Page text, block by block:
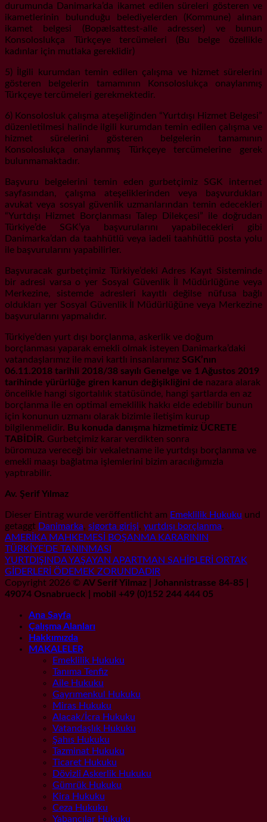
durumunda Danimarka’da ikamet edilen süreleri gösteren ve
ikametlerinin bulunduğu belediyelerden (Kommune) alınan
ikamet belgesi (Bopælsattest-alle adresser) ve bunun
Konsoloslukça Türkçeye tercümeleri (Bu belge özellikle
kadınlar için mutlaka gereklidir)
5) İlgili kurumdan temin edilen çalışma ve hizmet sürelerini
gösteren belgelerin tamamının Konsoloslukça onaylanmış
Türkçeye tercümeleri gerekmektedir.
6) Konsolosluk çalışma ateşeliğinden “Yurtdışı Hizmet Belgesi”
düzenletilmesi halinde ilgili kurumdan temin edilen çalışma ve
hizmet sürelerini gösteren belgelerin tamamının
Konsoloslukça onaylanmış Türkçeye tercümelerine gerek
bulunmamaktadır.
Başvuru belgelerini temin eden gurbetçimiz SGK internet
sayfasından, çalışma ateşeliklerinden veya başvurdukları
avukat veya sosyal güvenlik uzmanlarından temin edecekleri
“Yurtdışı Hizmet Borçlanması Talep Dilekçesi” ile doğrudan
Türkiye’de SGK’ya başvurularını yapabilecekleri gibi
Danimarka’dan da taahhütlü veya iadeli taahhütlü posta yolu
ile başvurularını yapabilirler.
Başvuracak gurbetçimiz Türkiye’deki Adres Kayıt Sisteminde
bir adresi varsa o yer Sosyal Güvenlik İl Müdürlüğüne veya
Merkezine, sistemde adresleri kayıtlı değilse nüfusa bağlı
oldukları yer Sosyal Güvenlik İl Müdürlüğüne veya Merkezine
başvurularını yapmalıdır.
Türkiye’den yurt dışı borçlanma, askerlik ve doğum
borçlanması yaparak emekli olmak isteyen Danimarka’daki
vatandaşlarımız ile mavi kartlı insanlarımız SGK’nın
06.11.2018 tarihli 2018/38 sayılı Genelge ve 1 Ağustos 2019
tarihinde yürürlüğe giren kanun değişikliğini de nazara alarak
öncelikle hangi sigortalılık statüsünde, hangi şartlarda en az
borçlanma ile en optimal emeklilik hakkı elde edebilir bunun
için konunun uzmanı olarak bizimle iletişim kurup
bilgilenmelidir. Bu konuda danışma hizmetimiz ÜCRETE
TABİDİR. Gurbetçimiz karar verdikten sonra
büromuza vereceği bir vekaletname ile yurtdışı borçlanma ve
emekli maaşı bağlatma işlemlerini bizim aracılığımızla
yaptırabilir.
Av. Şerif Yılmaz
Dieser Eintrag wurde veröffentlicht am Emeklilik Hukuku und
getaggt Danimarka, sigorta girişi, yurtdışı borçlanma.
AMERİKA MAHKEMESİ BOŞANMA KARARININ
TÜRKİYE’DE TANINMASI
YURTDIŞINDA YAŞAYAN APARTMAN SAHİPLERİ ORTAK
GİDERLERİ ÖDEMEK ZORUNDADIR
Copyright 2026 © AV Serif Yilmaz | Johannistrasse 84-85 |
49074 Osnabrueck | mobil +49 (0)152 244 444 05
Ana Sayfa
Çalışma Alanları
Hakkımızda
MAKALELER
Emeklilik Hukuku
Tanıma Tenfiz
Aile Hukuku
Gayrımenkul Hukuku
Miras Hukuku
Alacak/İcra Hukuku
Vatandaşlık Hukuku
Şahıs Hukuku
Tazminat Hukuku
Ticaret Hukuku
Dövizli Askerlik Hukuku
Gümrük Hukuku
Kira Hukuku
Ceza Hukuku
Yabancılar Hukuku